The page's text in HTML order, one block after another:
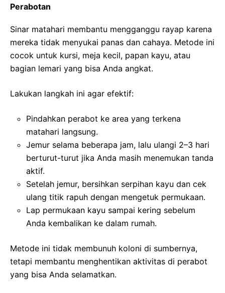
Perabotan
Sinar matahari membantu mengganggu rayap karena
mereka tidak menyukai panas dan cahaya. Metode ini
cocok untuk kursi, meja kecil, papan kayu, atau
bagian lemari yang bisa Anda angkat.
Lakukan langkah ini agar efektif:
Pindahkan perabot ke area yang terkena
matahari langsung.
Jemur selama beberapa jam, lalu ulangi 2–3 hari
berturut-turut jika Anda masih menemukan tanda
aktif.
Setelah jemur, bersihkan serpihan kayu dan cek
ulang titik rapuh dengan mengetuk permukaan.
Lap permukaan kayu sampai kering sebelum
Anda kembalikan ke dalam rumah.
Metode ini tidak membunuh koloni di sumbernya,
tetapi membantu menghentikan aktivitas di perabot
yang bisa Anda selamatkan.